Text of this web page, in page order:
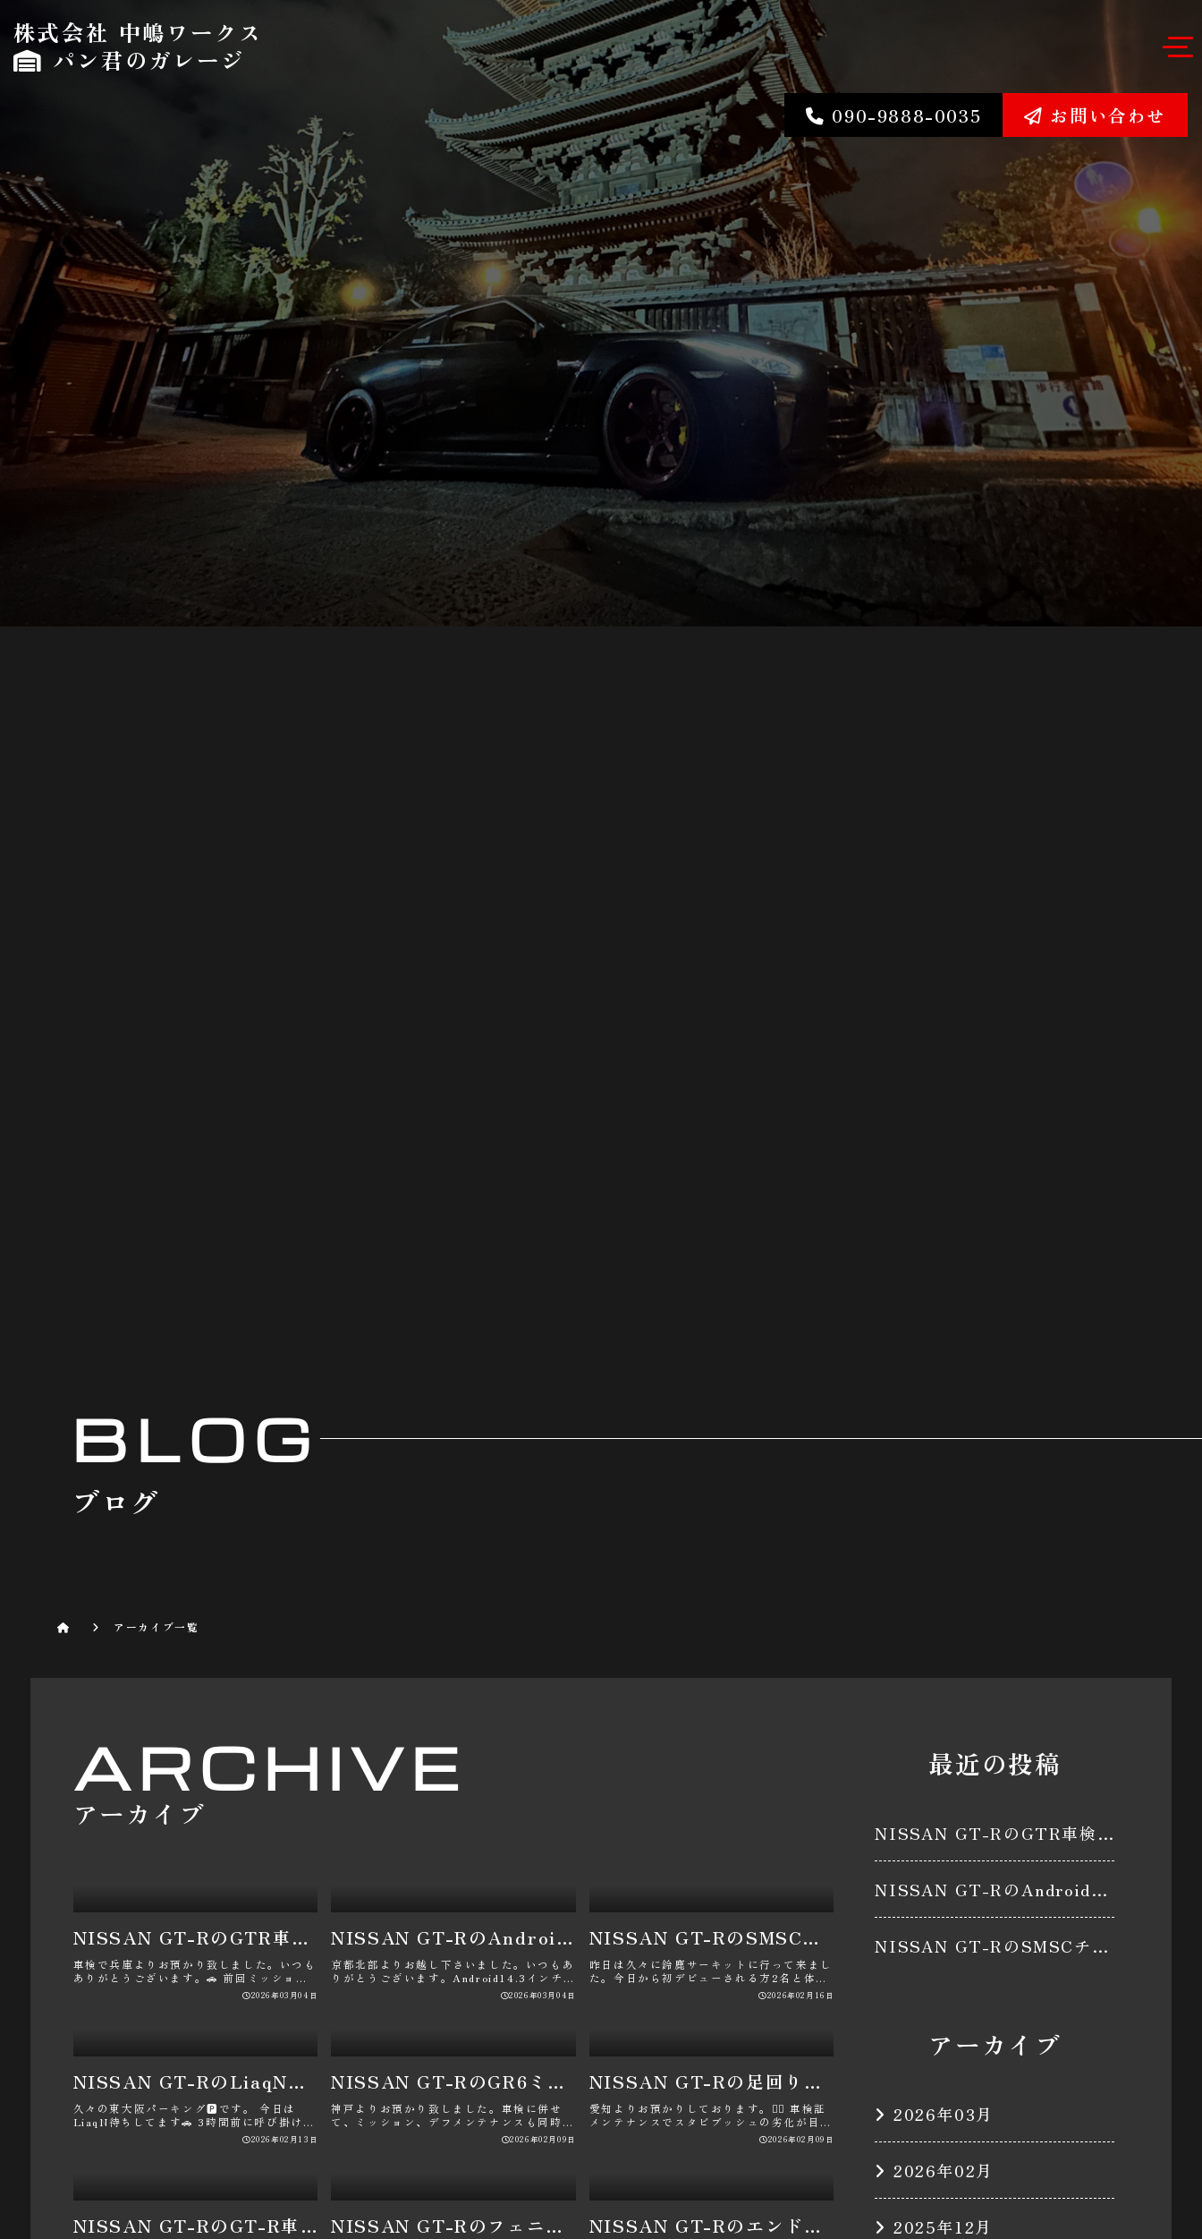
株式会社 中嶋ワークス
パン君のガレージ
090-9888-0035 お問い合わせ
BLOG
ブログ
アーカイブ一覧
ARCHIVE
アーカイブ
NISSAN GT-RのGTR車検メンテナンス・下回り防錆処置・防錆コーティング・GR6ミッションメンテナンス・パン君に関するカスタム事例
2026年03月04日
車検で兵庫よりお預かり致しました。いつも
ありがとうございます。🚗 前回ミッション
メンテナンスから3万キロに達し･･･
NISSAN GT-RのAndroid・CTEK・中期GT-R・中嶋ワークス・パン君に関するカスタム事例
2026年03月04日
京都北部よりお越し下さいました。いつもあ
りがとうございます。Android14.3インチ改
を取り付け致しました。併せ･･･
NISSAN GT-RのSMSCチャレンジクラブ・サーキットデビュー・鈴鹿サーキット・同乗走行・パン君に関するカスタム事例
2026年02月16日
昨日は久々に鈴鹿サーキットに行って来まし
た。今日から初デビューされる方2名と体験
同乗される方々も参加されたので賑やか･･･
NISSAN GT-RのLiaqN・りあん・GT-R R35ツーリングClub・パン君のガレージ・パン君に関するカスタム事例
2026年02月13日
久々の東大阪パーキング🅿️です。 今日は
LiaqN待ちしてます🚗 3時間前に呼び掛けた
NISSAN GT-RのGR6ミッションメンテナンス・錆対策・防錆クリアーコーティング・車検メンテナンス・パン君に関するカスタム事例
2026年02月09日
神戸よりお預かり致しました。車検に併せ
て、ミッション、デフメンテナンスも同時施
工致します。 この車両も車検の都･･･
NISSAN GT-Rの足回りのコトコト音修理・スタビライザーブッシュ交換・スタビリンク交換・エンジンオイル交換・パン君に関するカスタム事例
2026年02月09日
愛知よりお預かりしております。🙇‍♂️ 車検証
メンテナンスでスタビブッシュの劣化が目立
NISSAN GT-RのGT-R車検メンテナンス・ABS/VDC異常・カムカバーオイル滲み・HKSレーシングプラグ・パン君に関するカスタム事例 NISSAN GT-Rのフェニックスパワー京都・ミッションメンテナンス・ECMリセッティング・デフオイル交換・パン君に関するカスタム事例 NISSAN GT-Rのエンドレス CC-Rg・タンクトップ隊長・中部GTRR35の会・SMSCチャレンジクラブ仲間・パン君に関するカスタム事例
最近の投稿
NISSAN GT-RのGTR車検メンテナンス・下回り防錆処置・防錆コーティング・GR6ミッションメンテナンス・パン君に関するカスタム事例
NISSAN GT-RのAndroid・CTEK・中期GT-R・中嶋ワークス・パン君に関するカスタム事例
NISSAN GT-RのSMSCチャレンジクラブ・サーキットデビュー・鈴鹿サーキット・同乗走行・パン君に関するカスタム事例
アーカイブ
2026年03月
2026年02月
2025年12月